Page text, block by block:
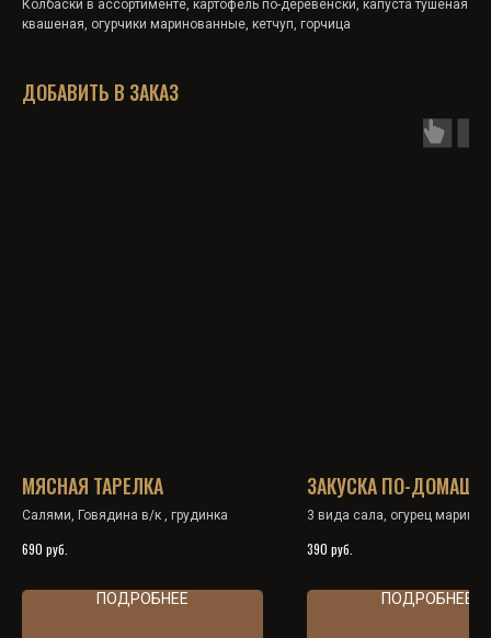
Колбаски в ассортименте, картофель по-деревенски, капуста тушеная
квашеная, огурчики маринованные, кетчуп, горчица
ДОБАВИТЬ В ЗАКАЗ
МЯСНАЯ ТАРЕЛКА
Салями, Говядина в/к , грудинка
690 руб.
ПОДРОБНЕЕ
ЗАКУСКА ПО-
3 вида сала, огурец
390 руб.
ПОДРОБНЕЕ